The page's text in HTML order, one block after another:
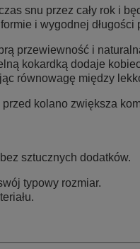
snu przez cały rok i
i wygodnej długości
przewiewność i
kokardką dodaje
równowagę między
kolano zwiększa
sztucznych dodatków.
typowy rozmiar.